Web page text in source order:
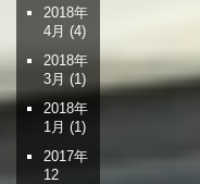
2018年
4月 (4)
2018年
3月 (1)
2018年
1月 (1)
2017年
12